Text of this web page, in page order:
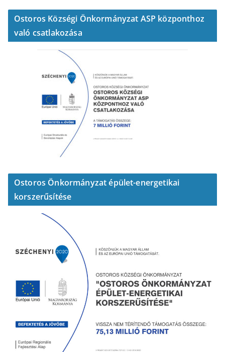
Ostoros Községi Önkormányzat ASP központhoz
való csatlakozása
Ostoros Önkormányzat épület-energetikai
korszerűsítése